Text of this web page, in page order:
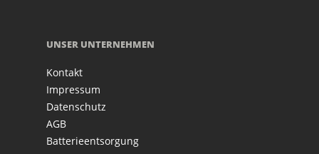
UNSER UNTERNEHMEN
Kontakt
Impressum
Datenschutz
AGB
Batterieentsorgung